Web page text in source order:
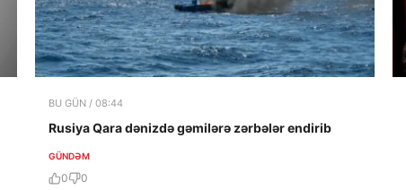
BU GÜN / 08:44
Rusiya Qara dənizdə gəmilərə zərbələr endirib
GÜNDƏM
0 0